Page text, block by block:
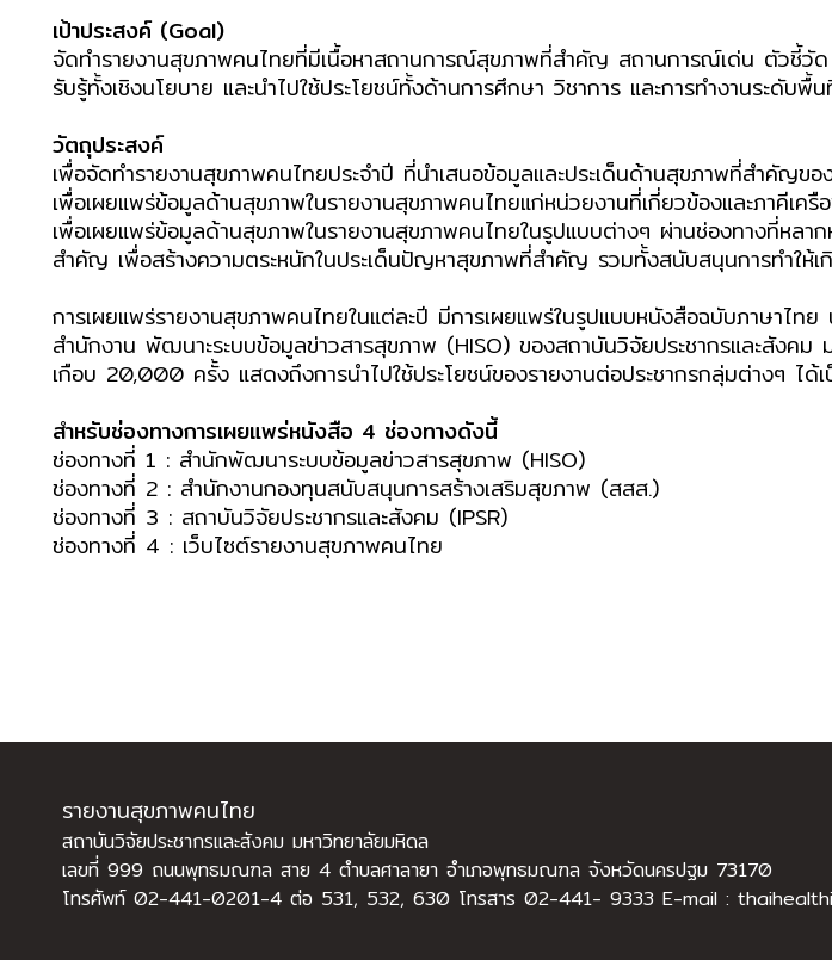
เป้าประสงค์ (Goal)
จัดทำรายงานสุขภาพคนไทยที่มีเนื้อหาสถานการณ์สุขภาพที่สำคัญ สถานการณ์เด่น ตัวชี้วั
รับรู้ทั้งเชิงนโยบาย และนำไปใช้ประโยชน์ทั้งด้านการศึกษา วิชาการ และการทำงานระดับพื้
วัตถุประสงค์
เพื่อจัดทำรายงานสุขภาพคนไทยประจำปี ที่นำเสนอข้อมูลและประเด็นด้านสุขภาพที่สำคัญ
เพื่อเผยแพร่ข้อมูลด้านสุขภาพในรายงานสุขภาพคนไทยแก่หน่วยงานที่เกี่ยวข้องและภาคีเครื
เพื่อเผยแพร่ข้อมูลด้านสุขภาพในรายงานสุขภาพคนไทยในรูปแบบต่างๆ ผ่านช่องทางที่หล
สำคัญ เพื่อสร้างความตระหนักในประเด็นปัญหาสุขภาพที่สำคัญ รวมทั้งสนับสนุนการทำให้เ
การเผยแพร่รายงานสุขภาพคนไทยในแต่ละปี มีการเผยแพร่ในรูปแบบหนังสือฉบับภาษาไ
สำนักงาน พัฒนาะระบบข้อมูลข่าวสารสุขภาพ (HISO) ของสถาบันวิจัยประชากรและสังค
เกือบ 20,000 ครั้ง แสดงถึงการนำไปใช้ประโยชน์ของรายงานต่อประชากรกลุ่มต่างๆ ไ
สำหรับช่องทางการเผยแพร่หนังสือ 4 ช่องทางดังนี้
ช่องทางที่ 1 : สำนักพัฒนาระบบข้อมูลข่าวสารสุขภาพ (HISO)
ช่องทางที่ 2 : สำนักงานกองทุนสนับสนุนการสร้างเสริมสุขภาพ (สสส.)
ช่องทางที่ 3 : สถาบันวิจัยประชากรและสังคม (IPSR)
ช่องทางที่ 4 : เว็บไซต์รายงานสุขภาพคนไทย
รายงานสุขภาพคนไทย
สถาบันวิจัยประชากรและสังคม มหาวิทยาลัยมหิดล
เลขที่ 999 ถนนพุทธมณฑล สาย 4 ตำบลศาลายา อำเภอพุทธมณฑล จังหวัดนครปฐม 73170
โทรศัพท์ 02-441-0201-4 ต่อ 531, 532, 630 โทรสาร 02-441- 9333 E-mail :